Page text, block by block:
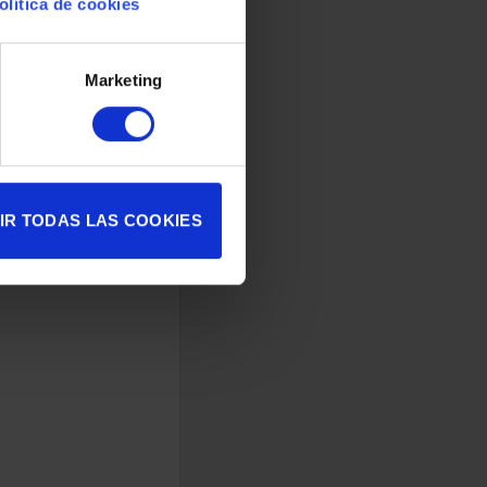
de cookies
Marketing
TODAS LAS COOKIES